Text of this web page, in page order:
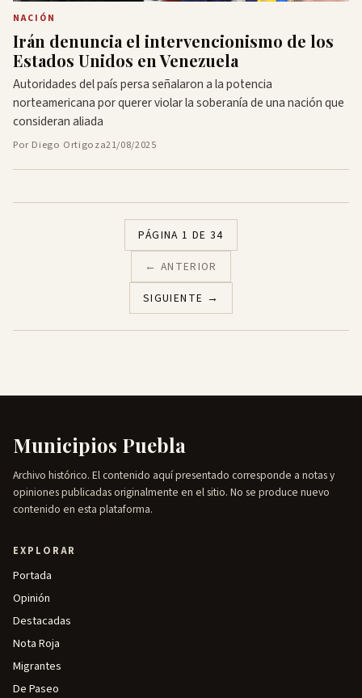
NACIÓN
Irán denuncia el intervencionismo de los
Estados Unidos en Venezuela
Autoridades del país persa señalaron a la potencia
norteamericana por querer violar la soberanía de una nación que
consideran aliada
Por Diego Ortigoza21/08/2025
← ANTERIOR
PÁGINA 1 DE 34
SIGUIENTE →
Municipios Puebla
Archivo histórico. El contenido aquí presentado corresponde a notas y
opiniones publicadas originalmente en el sitio. No se produce nuevo
contenido en esta plataforma.
EXPLORAR
Portada
Opinión
Destacadas
Nota Roja
Migrantes
De Paseo